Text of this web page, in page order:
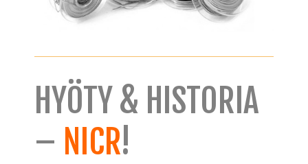
HYÖTY & HISTORIA
– NICR!